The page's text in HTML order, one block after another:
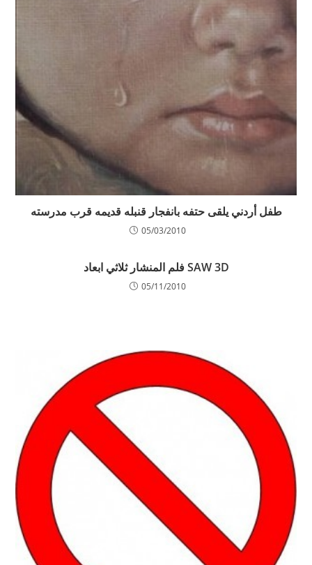
طفل أردني يلقى حتفه بانفجار قنبله قديمه قرب مدرسته
05/03/2010
SAW 3D فلم المنشار ثلاثي ابعاد
05/11/2010